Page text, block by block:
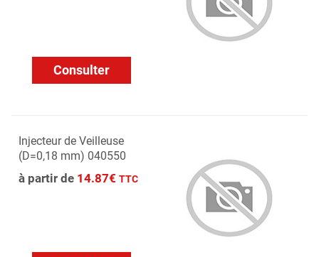
Consulter
Injecteur de Veilleuse
(D=0,18 mm) 040550
à partir de 14.87€ TTC